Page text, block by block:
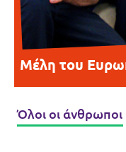
Μέλη του
Όλοι οι άνθρωποι